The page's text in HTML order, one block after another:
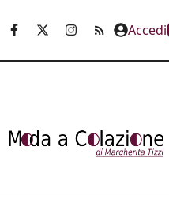
Accedi